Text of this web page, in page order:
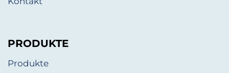
PRODUKTE
Produkte